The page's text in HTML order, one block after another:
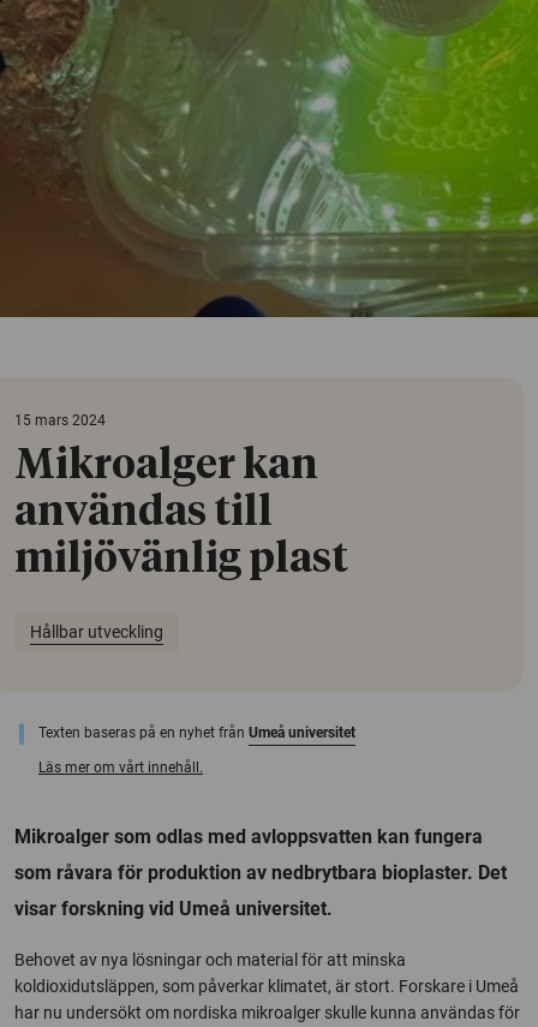
15 mars 2024
Mikroalger kan
användas till
miljövänlig plast
Hållbar utveckling
Texten baseras på en nyhet från Umeå universitet
Läs mer om vårt innehåll.
Mikroalger som odlas med avloppsvatten kan fungera
som råvara för produktion av nedbrytbara bioplaster. Det
visar forskning vid Umeå universitet.
Behovet av nya lösningar och material för att minska
koldioxidutsläppen, som påverkar klimatet, är stort. Forskare i Umeå
har nu undersökt om nordiska mikroalger skulle kunna användas för